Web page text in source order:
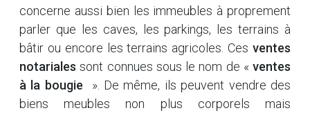
concerne aussi bien les immeubles à proprement
parler que les caves, les parkings, les terrains à
bâtir ou encore les terrains agricoles. Ces ventes
notariales sont connues sous le nom de « ventes
à la bougie
». De même, ils peuvent vendre des
biens meubles non plus corporels mais